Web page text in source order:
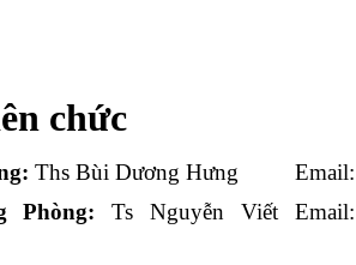
chức
Ths Bùi Dương Hưng
Phòng: Ts Nguyễn Viết